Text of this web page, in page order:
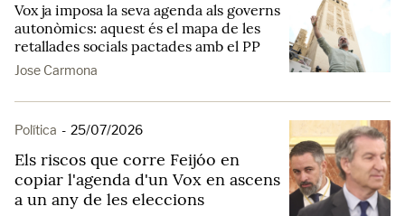
Vox ja imposa la seva agenda als governs
autonòmics: aquest és el mapa de les
retallades socials pactades amb el PP
Jose Carmona
Política - 25/07/2026
Els riscos que corre Feijóo en
copiar l'agenda d'un Vox en ascens
a un any de les eleccions